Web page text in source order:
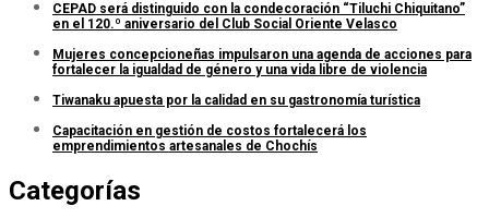
CEPAD será distinguido con la condecoración “Tiluchi Chiquitano”
en el 120.º aniversario del Club Social Oriente Velasco
Mujeres concepcioneñas impulsaron una agenda de acciones para
fortalecer la igualdad de género y una vida libre de violencia
Tiwanaku apuesta por la calidad en su gastronomía turística
Capacitación en gestión de costos fortalecerá los
emprendimientos artesanales de Chochís
Categorías